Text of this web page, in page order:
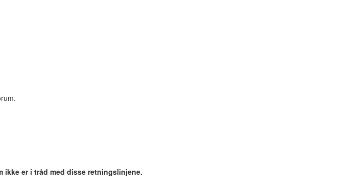
ikke er i tråd med disse retningslinjene.